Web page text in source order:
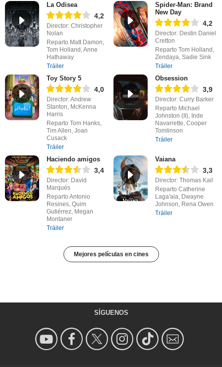
La Odisea
4,2
Director: Christopher
Nolan
Reparto Matt Damon,
Tom Holland, Anne
Hathaway
Tráiler
Spider-Man: Brand
New Day
4,2
Director: Destin Daniel
Cretton
Reparto Tom Holland,
Zendaya, Sadie Sink
Tráiler
Toy Story 5
4,0
Director: Andrew
Stanton, McKenna
Harris
Reparto Tom Hanks,
Tim Allen, Joan
Cusack
Tráiler
Obsession
3,9
Director: Curry Barker
Reparto Michael
Johnston (II), Inde
Navarrette, Cooper
Tomlinson
Tráiler
Haciendo amigos
3,4
Director: David
Marqués
Reparto Antonio
Resines, Quim
Gutiérrez, Megan
Montaner
Tráiler
Vaiana
3,3
Director: Thomas Kail
Reparto Catherine
Laga'aia, Dwayne
Johnson, Rena Owen
Tráiler
Mejores películas en cines
SÍGUENOS